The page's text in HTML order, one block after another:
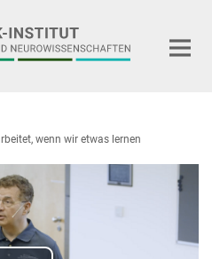
wenn wir etwas lernen